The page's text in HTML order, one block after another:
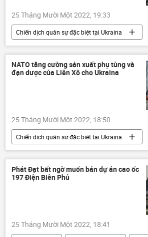
25 Tháng Mười Một 2022, 19:33
Chiến dịch quân sự đặc biệt tại Ukraina
Ukraina
Cuộc khủng hoảng ở Ukraina
Nga
Quân sự
Quân đội Nga
Bộ Quốc phòng Nga
Igor Konashenkov
NATO tăng cường sản xuất phụ tùng và
đạn dược của Liên Xô cho Ukraina
25 Tháng Mười Một 2022, 18:50
Chiến dịch quân sự đặc biệt tại Ukraina
Thế giới
Ukraina
Cuộc khủng hoảng ở Ukraina
NATO
viện trợ quân sự
Phát Đạt bất ngờ muốn bán dự án cao ốc
197 Điện Biên Phủ
25 Tháng Mười Một 2022, 18:41